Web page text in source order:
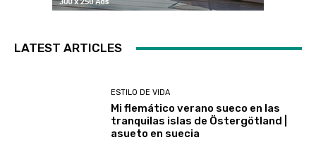
LATEST ARTICLES
ESTILO DE VIDA
Mi flemático verano sueco en las
tranquilas islas de Östergötland |
asueto en suecia